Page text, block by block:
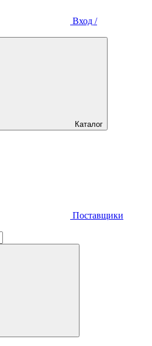
Вход /
Каталог
Поставщики